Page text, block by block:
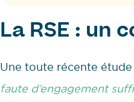
La RSE : un
Une toute récente
faute d’engagement